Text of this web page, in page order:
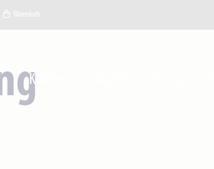
Warenkorb
Küchen